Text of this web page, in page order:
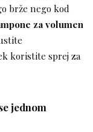
brže nego kod
za volumen
koristite sprej za
jednom